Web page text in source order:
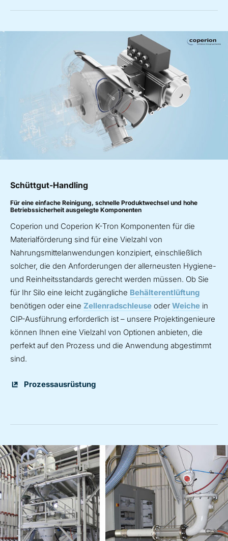
Schüttgut-Handling
Für eine einfache Reinigung, schnelle Produktwechsel und hohe
Betriebssicherheit ausgelegte Komponenten
Coperion und Coperion K-Tron Komponenten für die
Materialförderung sind für eine Vielzahl von
Nahrungsmittelanwendungen konzipiert, einschließlich
solcher, die den Anforderungen der allerneusten Hygiene-
und Reinheitsstandards gerecht werden müssen. Ob Sie
für Ihr Silo eine leicht zugängliche Behälterentlüftung
benötigen oder eine Zellenradschleuse oder Weiche in
CIP-Ausführung erforderlich ist – unsere Projektingenieure
können Ihnen eine Vielzahl von Optionen anbieten, die
perfekt auf den Prozess und die Anwendung abgestimmt
sind.
Prozessausrüstung